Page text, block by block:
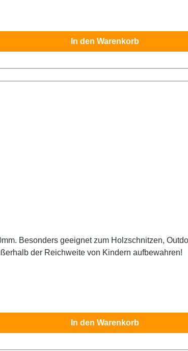
In den Warenkorb
Besonders geeignet zum Holzschnitzen,
der Reichweite von Kindern aufbewahren!
In den Warenkorb